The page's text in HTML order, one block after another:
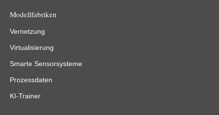
Modellfabriken
Vernetzung
Virtualisierung
Smarte Sensorsysteme
Prozessdaten
KI-Trainer